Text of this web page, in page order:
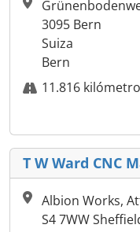
3095 Bern
Suiza
Bern
11.816 kilómetro
T W Ward CNC
Albion Works,
S4 7WW